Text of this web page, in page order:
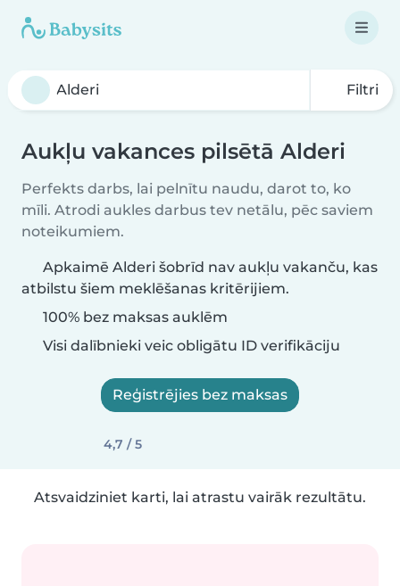
Filtri
Aukļu vakances pilsētā Alderi
Perfekts darbs, lai pelnītu naudu, darot to, ko
mīli. Atrodi aukles darbus tev netālu, pēc saviem
noteikumiem.
Apkaimē Alderi šobrīd nav aukļu vakanču, kas
atbilstu šiem meklēšanas kritērijiem.
100% bez maksas auklēm
Visi dalībnieki veic obligātu ID verifikāciju
Reģistrējies bez maksas
4,7 / 5
Atsvaidziniet karti, lai atrastu vairāk rezultātu.